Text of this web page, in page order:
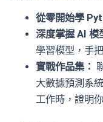
從零開始學
深度掌握 AI 模
學習模型，手
實戰作品集：
大數據預測系
工作時，證明